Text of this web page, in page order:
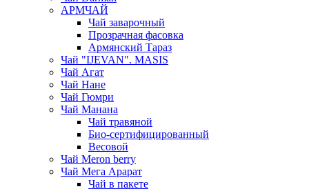
АРМЧАЙ
Чай заварочный
Прозрачная фасовка
Армянский Тараз
Чай "IJEVAN". MASIS
Чай Агат
Чай Нане
Чай Гюмри
Чай Манана
Чай травяной
Био-сертифицированный
Весовой
Чай Meron berry
Чай Мега Арарат
Чай в пакете